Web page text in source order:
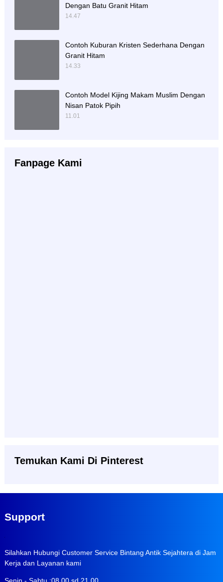
Dengan Batu Granit Hitam
14.47
Contoh Kuburan Kristen Sederhana Dengan
Granit Hitam
14.33
Contoh Model Kijing Makam Muslim Dengan
Nisan Patok Pipih
11.01
Fanpage Kami
Temukan Kami Di Pinterest
Support
Silahkan Hubungi Customer Service Bintang Antik Sejahtera di Jam
Kerja dan Layanan kami